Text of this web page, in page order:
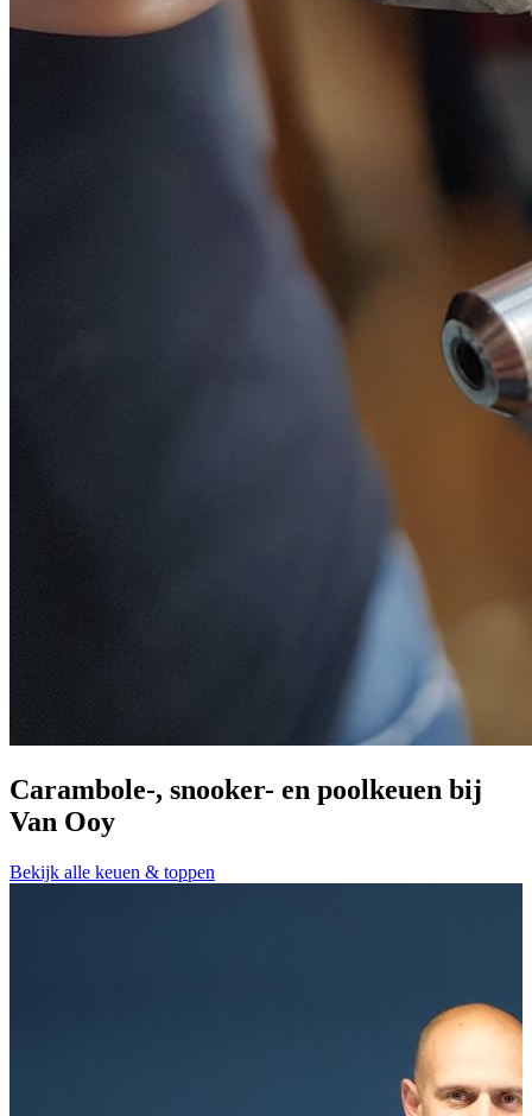
Carambole-, snooker- en poolkeuen bij
Van Ooy
Bekijk alle keuen & toppen